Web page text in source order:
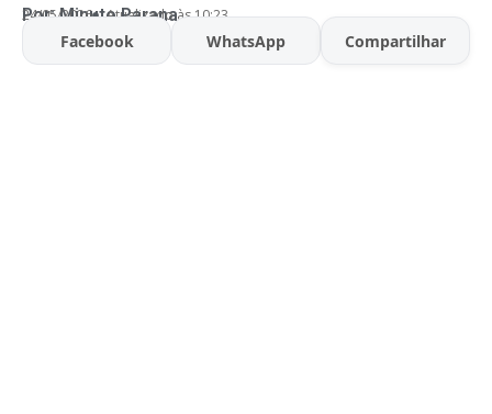
Por:Minuto Parana
24/05/2026 Atualizado às 10:23
Facebook WhatsApp Compartilhar